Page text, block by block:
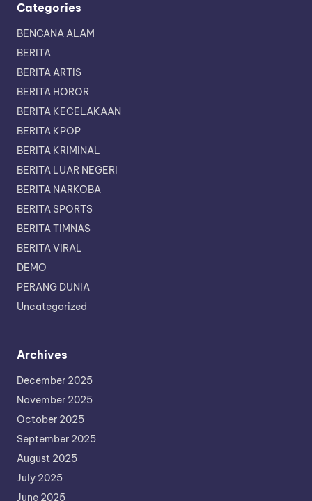
Categories
BENCANA ALAM
BERITA
BERITA ARTIS
BERITA HOROR
BERITA KECELAKAAN
BERITA KPOP
BERITA KRIMINAL
BERITA LUAR NEGERI
BERITA NARKOBA
BERITA SPORTS
BERITA TIMNAS
BERITA VIRAL
DEMO
PERANG DUNIA
Uncategorized
Archives
December 2025
November 2025
October 2025
September 2025
August 2025
July 2025
June 2025